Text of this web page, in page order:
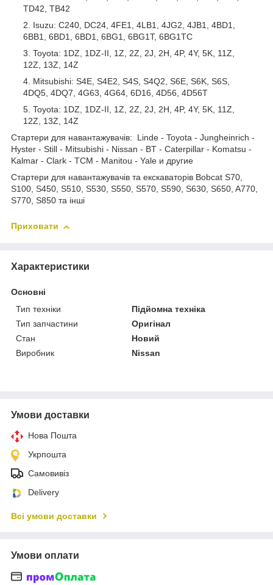
TD42, TB42
Isuzu: C240, DC24, 4FE1, 4LB1, 4JG2, 4JB1, 4BD1,
6BB1, 6BD1, 6BD1, 6BG1, 6BG1T, 6BG1TC
Toyota: 1DZ, 1DZ-II, 1Z, 2Z, 2J, 2H, 4P, 4Y, 5K, 11Z,
12Z, 13Z, 14Z
Mitsubishi: S4E, S4E2, S4S, S4Q2, S6E, S6K, S6S,
4DQ5, 4DQ7, 4G63, 4G64, 6D16, 4D56, 4D56T
Toyota: 1DZ, 1DZ-II, 1Z, 2Z, 2J, 2H, 4P, 4Y, 5K, 11Z,
12Z, 13Z, 14Z
Стартери для навантажувачів: Linde - Toyota - Jungheinrich -
Hyster - Still - Mitsubishi - Nissan - BT - Caterpillar - Komatsu -
Kalmar - Clark - TCM - Manitou - Yale и другие
Стартери для навантажувачів та екскаваторів Bobcat S70,
S100, S450, S510, S530, S550, S570, S590, S630, S650, A770,
S770, S850 та інші
Приховати
Характеристики
Основні
Тип техніки
Підйомна техніка
Тип запчастини
Оригінал
Стан
Новий
Виробник
Nissan
Умови доставки
Нова Пошта
Укрпошта
Самовивіз
Delivery
Всі умови доставки
Умови оплати